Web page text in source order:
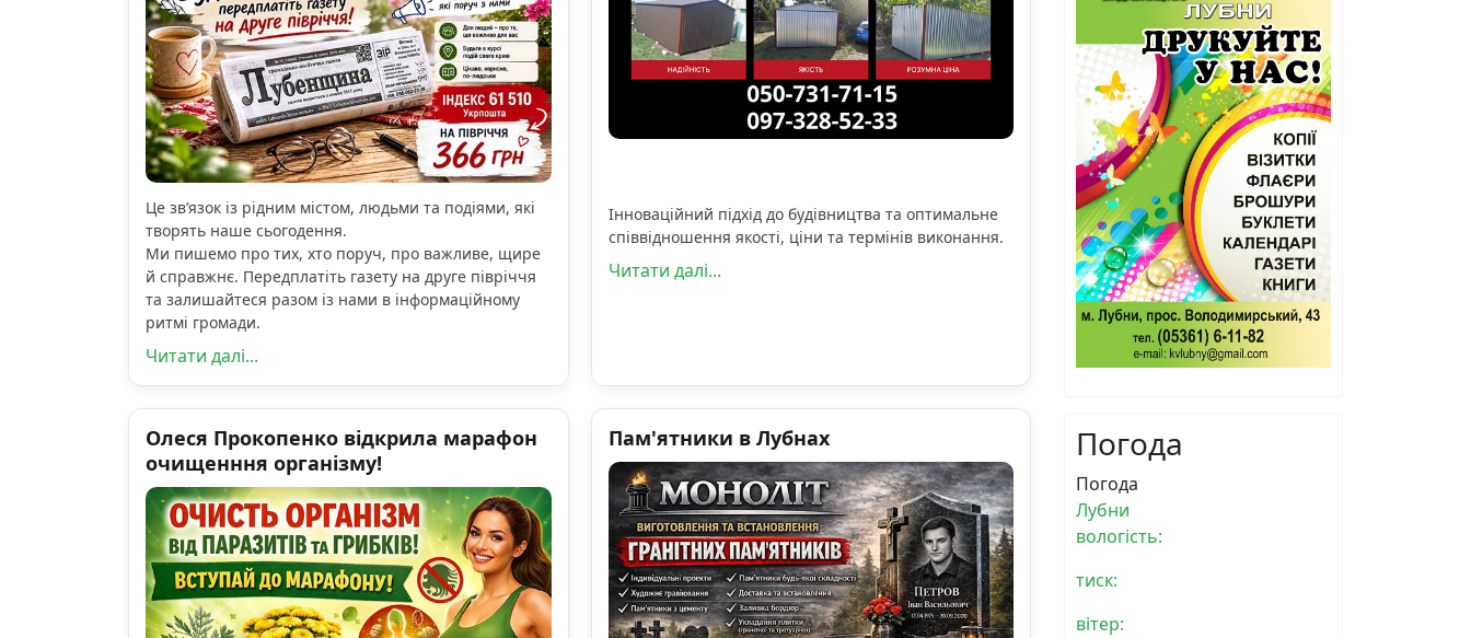
Це зв’язок із рідним містом, людьми та подіями, які
творять наше сьогодення.
Ми пишемо про тих, хто поруч, про важливе, щире
й справжнє. Передплатіть газету на друге півріччя
та залишайтеся разом із нами в інформаційному
ритмі громади.
Читати далі...
Інноваційний підхід до будівництва та оптимальне
співвідношення якості, ціни та термінів виконання.
Читати далі...
Олеся Прокопенко відкрила марафон
очищенння організму!
Пам'ятники в Лубнах Погода
Погода
Лубни
вологість:
тиск:
вітер: